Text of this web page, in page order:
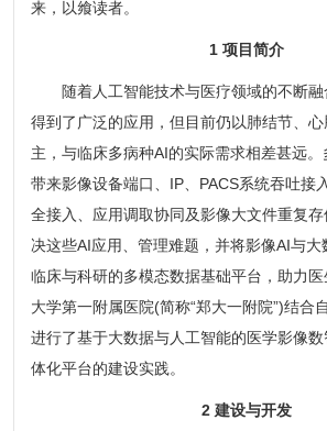
来，以飨读者。
1 项目简介
随着人工智能技术与医疗领域的不断融
得到了广泛的应用，但目前仍以肺结节、
主，与临床多病种AI的实际需求相差甚远
带来影像设备端口、IP、PACS系统吞吐接
全接入、应用调取协同及影像大文件重复
决这些AI应用、管理难题，并将影像AI与
临床与科研的多模态数据基础平台，助力
大学第一附属医院(简称“郑大一附院”)结合
进行了基于大数据与人工智能的医学影像
体化平台的建设实践。
2 建设与开发